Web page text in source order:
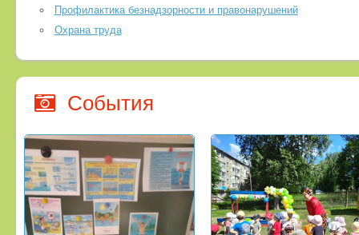
Профилактика безнадзорности и правонарушений
Охрана труда
События